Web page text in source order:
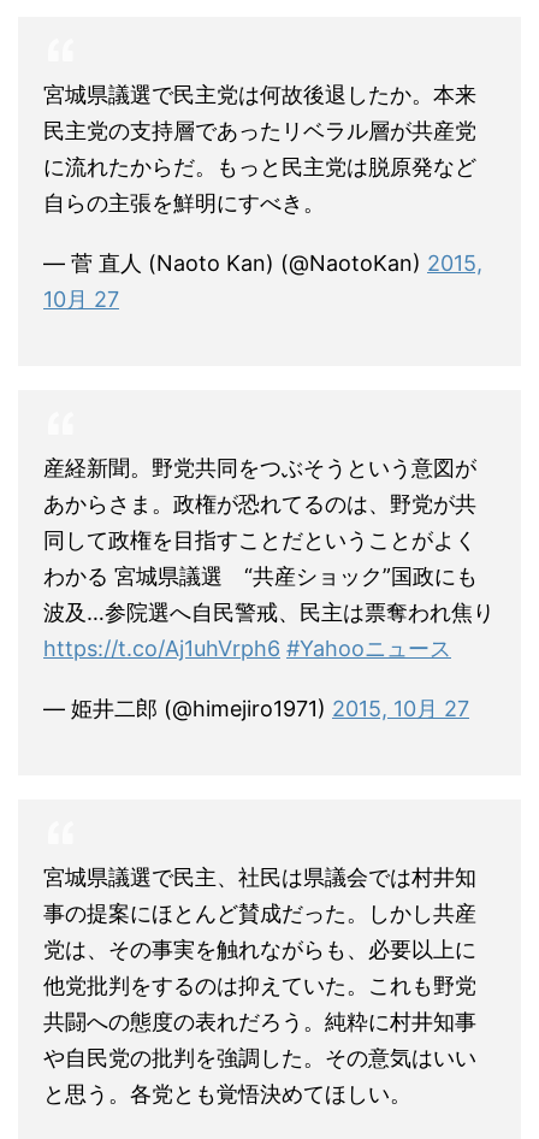
宮城県議選で民主党は何故後退したか。本来
民主党の支持層であったリベラル層が共産党
に流れたからだ。もっと民主党は脱原発など
自らの主張を鮮明にすべき。
— 菅 直人 (Naoto Kan) (@NaotoKan) 2015,
10月 27
産経新聞。野党共同をつぶそうという意図が
あからさま。政権が恐れてるのは、野党が共
同して政権を目指すことだということがよく
わかる 宮城県議選 “共産ショック”国政にも
波及…参院選へ自民警戒、民主は票奪われ焦り
https://t.co/Aj1uhVrph6 #Yahooニュース
— 姫井二郎 (@himejiro1971) 2015, 10月 27
宮城県議選で民主、社民は県議会では村井知
事の提案にほとんど賛成だった。しかし共産
党は、その事実を触れながらも、必要以上に
他党批判をするのは抑えていた。これも野党
共闘への態度の表れだろう。純粋に村井知事
や自民党の批判を強調した。その意気はいい
と思う。各党とも覚悟決めてほしい。